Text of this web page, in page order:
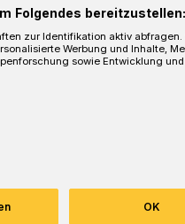
Folgendes bereitzustellen:
zur Identifikation aktiv abfragen.
Werbung und Inhalte,
sowie Entwicklung und
OK